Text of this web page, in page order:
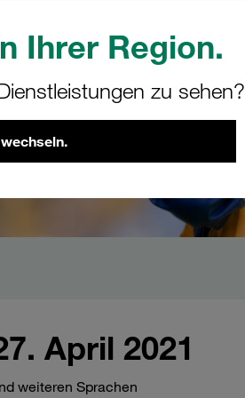
Ihrer Region.
zu sehen?
April 2021
weiteren Sprachen